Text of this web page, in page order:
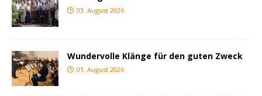
03. August 2026
Wundervolle Klänge für den guten Zweck
01. August 2026